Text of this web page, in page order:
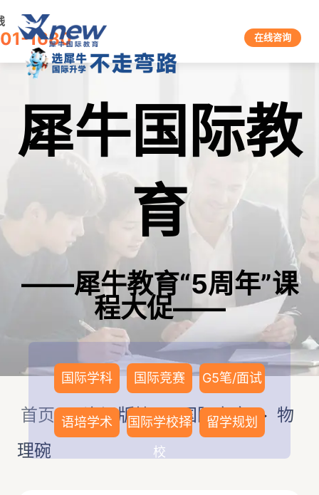
1680 在线咨询
犀牛国际教
育
——犀牛教育“5周年”课
程大促——
国际学科 国际竞赛 G5笔/面试
语培学术
国际学校择
校
留学规划
首页>资讯版块>国际竞赛> 物
理碗